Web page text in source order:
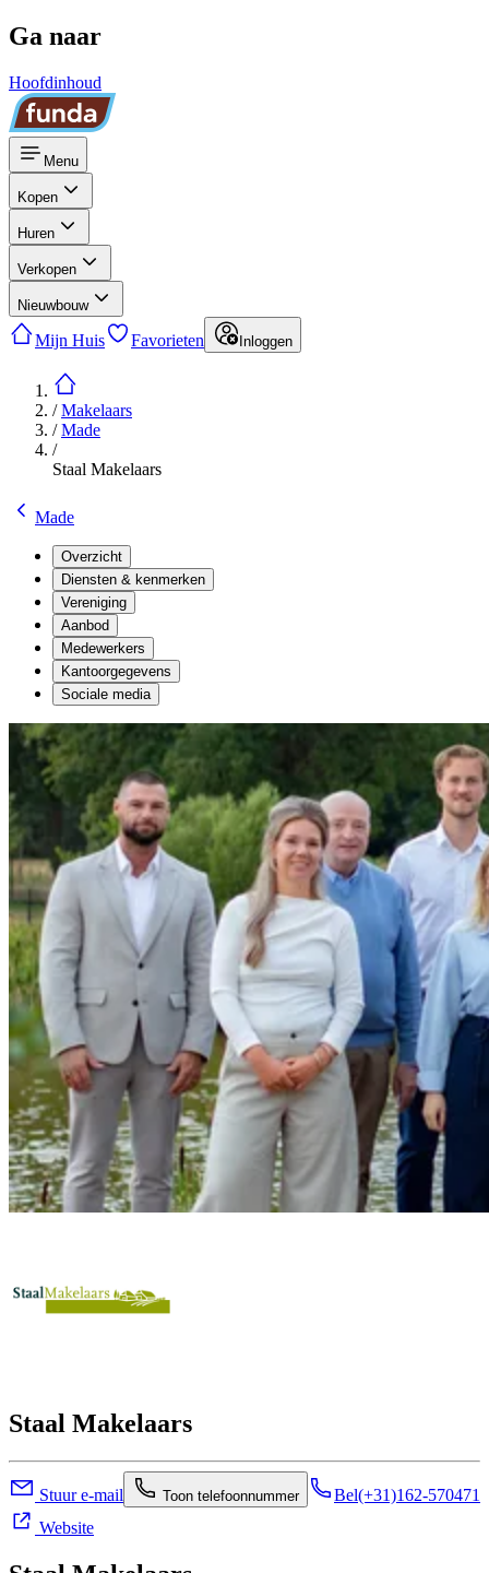
Ga naar
Hoofdinhoud
Menu
Kopen
Huren
Verkopen
Nieuwbouw
Mijn Huis Favorieten Inloggen
/Makelaars
/Made
/
Staal Makelaars
Made
Overzicht
Diensten & kenmerken
Vereniging
Aanbod
Medewerkers
Kantoorgegevens
Sociale media
Staal Makelaars
Stuur e-mail Toon telefoonnummer Bel(+31)162-570471
Website